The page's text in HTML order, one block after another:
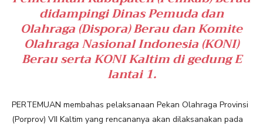
didampingi Dinas Pemuda dan
Olahraga (Dispora) Berau dan Komite
Olahraga Nasional Indonesia (KONI)
Berau serta KONI Kaltim di gedung E
lantai 1.
PERTEMUAN membahas pelaksanaan Pekan Olahraga Provinsi
(Porprov) VII Kaltim yang rencananya akan dilaksanakan pada